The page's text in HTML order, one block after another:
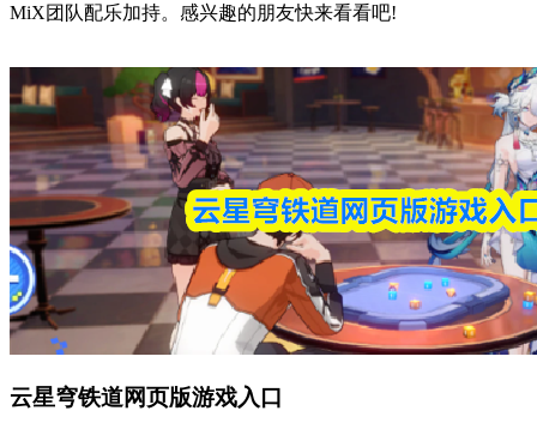
MiX团队配乐加持。感兴趣的朋友快来看看吧!
云星穹铁道网页版游戏入口